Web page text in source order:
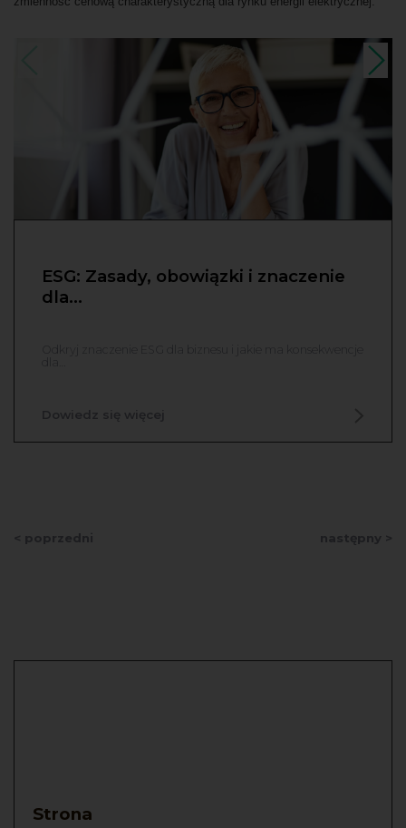
ESG: Zasady, obowiązki i znaczenie
dla…
Strona